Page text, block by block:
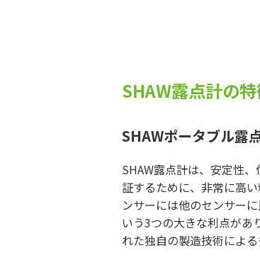
SHAW露点計の
SHAWポータブル露
SHAW露点計は、安定性
証するために、非常に高
ンサーには他のセンサー
いう3つの大きな利点があ
れた独自の製造技術による